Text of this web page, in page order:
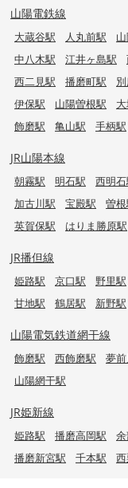
山陽電鉄線
大蔵谷駅 人丸前駅
中八木駅
江井ヶ島駅
西二見駅
播磨町駅
伊保駅
山陽曽根駅
飾磨駅
亀山駅 手柄駅
JR山陽本線
朝霧駅 明石駅 西明
加古川駅
宝殿駅 曽
英賀保駅
はりま勝原駅
JR播但線
姫路駅 京口駅 野里駅
甘地駅
鶴居駅 新野駅
山陽電気鉄道網干線
飾磨駅 西飾磨駅 夢
山陽網干駅
JR姫新線
姫路駅 播磨高岡駅
播磨新宮駅
千本駅